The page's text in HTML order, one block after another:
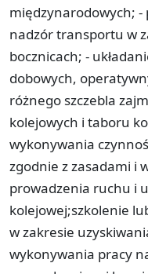
międzynarodowych;
nadzór transportu w
bocznicach; -
dobowych,
różnego szczebla
kolejowych i taboru
wykonywania
zgodnie z zasadami i
prowadzenia ruchu i
kolejowej;szkolenie
w zakresie
wykonywania pracy